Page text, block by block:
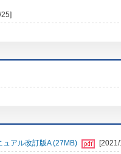
アル改訂版A (27MB)